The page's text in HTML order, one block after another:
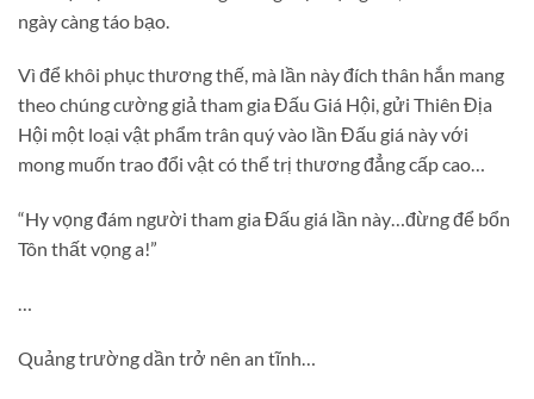
ngày càng táo bạo.
Vì để khôi phục thương thế, mà lần này đích thân hắn mang
theo chúng cường giả tham gia Đấu Giá Hội, gửi Thiên Địa
Hội một loại vật phẩm trân quý vào lần Đấu giá này với
mong muốn trao đổi vật có thể trị thương đẳng cấp cao…
“Hy vọng đám người tham gia Đấu giá lần này…đừng để bổn
Tôn thất vọng a!”
…
Quảng trường dần trở nên an tĩnh…